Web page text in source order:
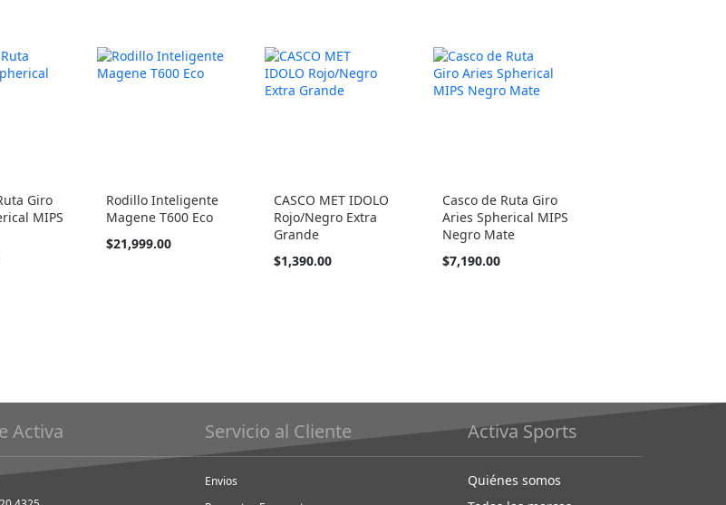
Giro
MIPS
Rodillo Inteligente
Magene T600 Eco
$21,999.00
CASCO MET IDOLO
Rojo/Negro Extra
Grande
$1,390.00
Casco de Ruta Giro
Aries Spherical MIPS
Negro Mate
$7,190.00
Activa Servicio al Cliente
Envios
Activa Sports
Quiénes somos